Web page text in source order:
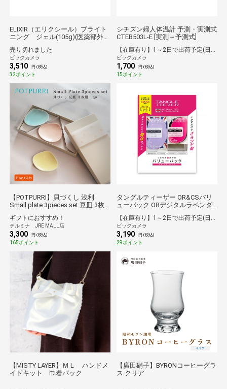
ELIXIR（エリクシール）ブライト
ニング ジェル(105g)(医薬部外
売り切れました
ビックカメラ
3,510 円 (税込)
32ポイント
シチズン婦人体温計 予測・実測式
CTEB503L-E [実測＋予測式]
ビックカメラ
1,700 円 (税込)
15ポイント
【POTPURRI】貝づくし 浅利
Small plate 3pieces set 豆皿 3枚
ギフトにおすすめ！
テルミナ JRE MALL店
3,300 円 (税込)
165ポイント
タングルティーザー OR&CSバリ
ューパック ORデジタルラベンダ
ビックカメラ
3,190 円 (税込)
29ポイント
【MISTY LAYER】ＭＬ ハンドメ
イドキット 巾着バック
【廣田硝子】BYRONコーヒーグラ
ス クリア